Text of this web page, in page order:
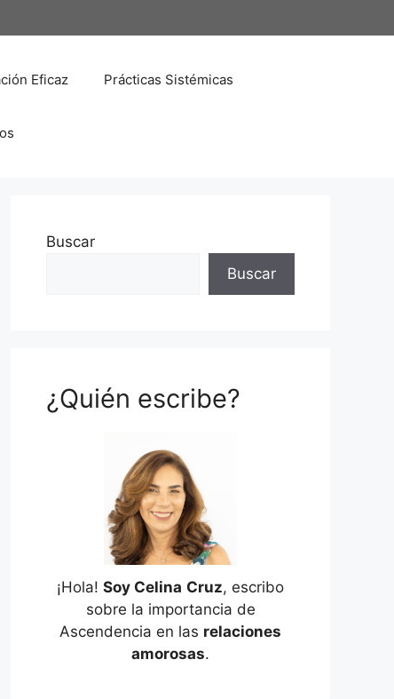
Eficaz Prácticas Sistémicas
Buscar
Buscar
¿Quién escribe?
¡Hola! Soy Celina Cruz, escribo
sobre la importancia de
Ascendencia en las relaciones
amorosas.